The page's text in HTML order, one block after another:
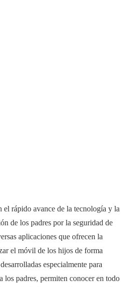
el rápido avance de la tecnología y la
de los padres por la seguridad de
aplicaciones que ofrecen la
el móvil de los hijos de forma
especialmente para
los padres, permiten conocer en todo